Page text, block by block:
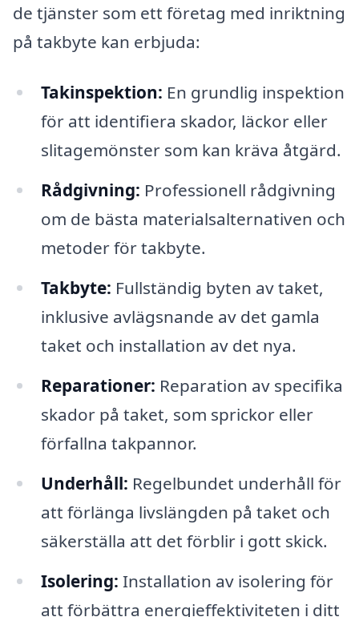
de tjänster som ett företag med inriktning
på takbyte kan erbjuda:
Takinspektion: En grundlig inspektion
för att identifiera skador, läckor eller
slitagemönster som kan kräva åtgärd.
Rådgivning: Professionell rådgivning
om de bästa materialsalternativen och
metoder för takbyte.
Takbyte: Fullständig byten av taket,
inklusive avlägsnande av det gamla
taket och installation av det nya.
Reparationer: Reparation av specifika
skador på taket, som sprickor eller
förfallna takpannor.
Underhåll: Regelbundet underhåll för
att förlänga livslängden på taket och
säkerställa att det förblir i gott skick.
Isolering: Installation av isolering för
att förbättra energieffektiviteten i ditt